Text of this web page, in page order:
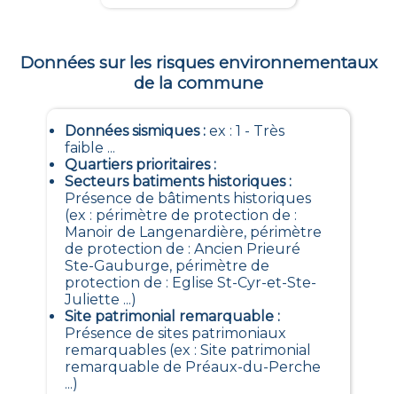
Données sur les risques environnementaux
de la commune
Données sismiques: ex : 1 - Très
faible ...
Quartiers prioritaires:
Secteurs batiments historiques:
Présence de bâtiments historiques
(ex : périmètre de protection de :
Manoir de Langenardière, périmètre
de protection de : Ancien Prieuré
Ste-Gauburge, périmètre de
protection de : Eglise St-Cyr-et-Ste-
Juliette ...)
Site patrimonial remarquable:
Présence de sites patrimoniaux
remarquables (ex : Site patrimonial
remarquable de Préaux-du-Perche
...)